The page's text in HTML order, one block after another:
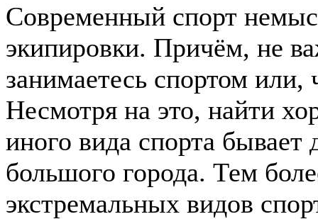
Современный спорт
экипировки. Причём, не
занимаетесь спортом или,
Несмотря на это, найти
иного вида спорта
большого города. Тем
экстремальных видов